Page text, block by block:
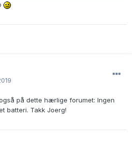
på dette hærlige forumet: Ingen
batteri. Takk Joerg!